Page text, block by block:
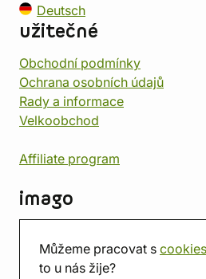
Můžeme pracovat s cookies
to u nás žije?
Deutsch
užitečné
Obchodní podmínky
Ochrana osobních údajů
Rady a informace
Velkoobchod
Affiliate program
imago
Prodejna
Herna